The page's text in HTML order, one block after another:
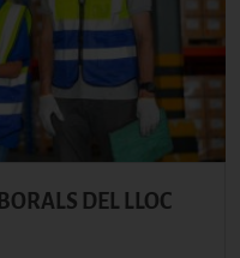
DEL LLOC